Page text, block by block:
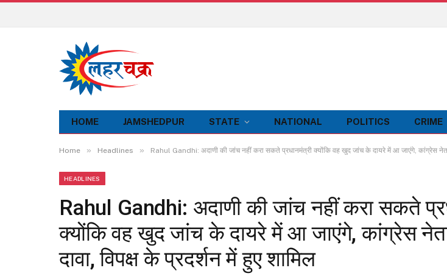
HOME JAMSHEDPUR STATE NATIONAL POLITICS CRIME
Home » Headlines » Rahul Gandhi: अदाणी की जांच नहीं करा सकते प्रधानमंत्री क्योंकि वह खुद जांच के दायरे में आ जाएंगे, कांग्रेस नेता
HEADLINES
Rahul Gandhi: अदाणी की जांच नहीं करा सकते
क्योंकि वह खुद जांच के दायरे में आ जाएंगे, कांग्रेस
दावा, विपक्ष के प्रदर्शन में हुए शामिल